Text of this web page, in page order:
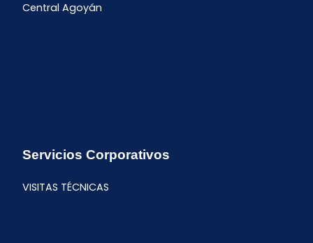
Central Agoyán
Servicios Corporativos
VISITAS TÉCNICAS